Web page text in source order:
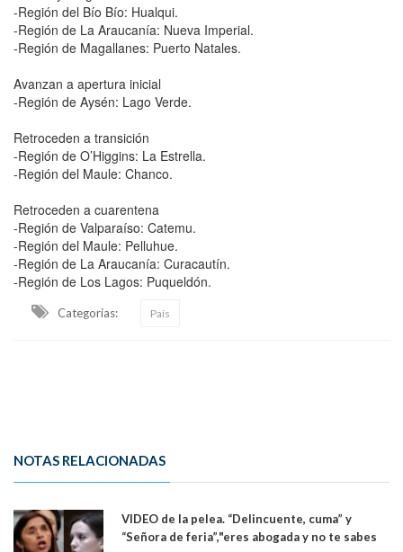
-Región del Bío Bío: Hualqui.
-Región de La Araucanía: Nueva Imperial.
-Región de Magallanes: Puerto Natales.
Avanzan a apertura inicial
-Región de Aysén: Lago Verde.
Retroceden a transición
-Región de O’Higgins: La Estrella.
-Región del Maule: Chanco.
Retroceden a cuarentena
-Región de Valparaíso: Catemu.
-Región del Maule: Pelluhue.
-Región de La Araucanía: Curacautín.
-Región de Los Lagos: Puqueldón.
Categorias: País
NOTAS RELACIONADAS
VIDEO de la pelea. “Delincuente, cuma” y
“Señora de feria”,"eres abogada y no te sabes